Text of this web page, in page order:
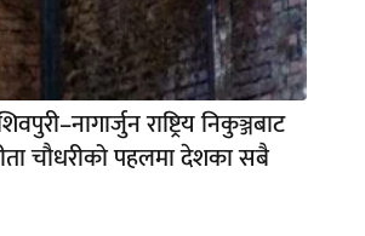
राष्ट्रिय निकुञ्जबाट
चौधरीको पहलमा देशका सबै